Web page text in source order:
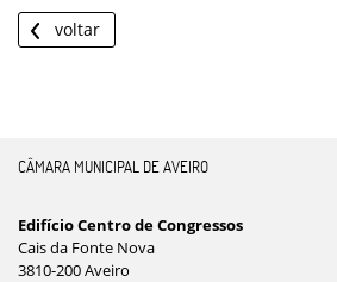
voltar
CÂMARA MUNICIPAL DE AVEIRO
Edifício Centro de Congressos
Cais da Fonte Nova
3810-200 Aveiro